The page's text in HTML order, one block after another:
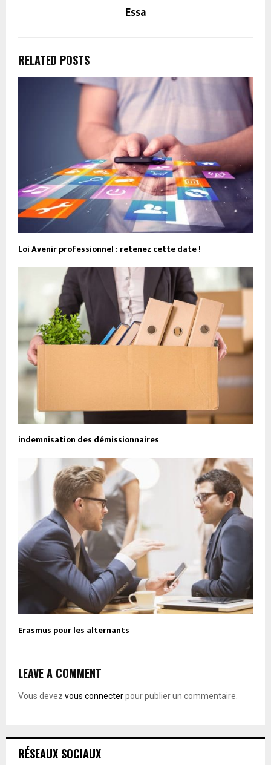
Essa
RELATED POSTS
Loi Avenir professionnel : retenez cette date !
indemnisation des démissionnaires
Erasmus pour les alternants
LEAVE A COMMENT
Vous devez vous connecterpour publier un commentaire.
RÉSEAUX SOCIAUX